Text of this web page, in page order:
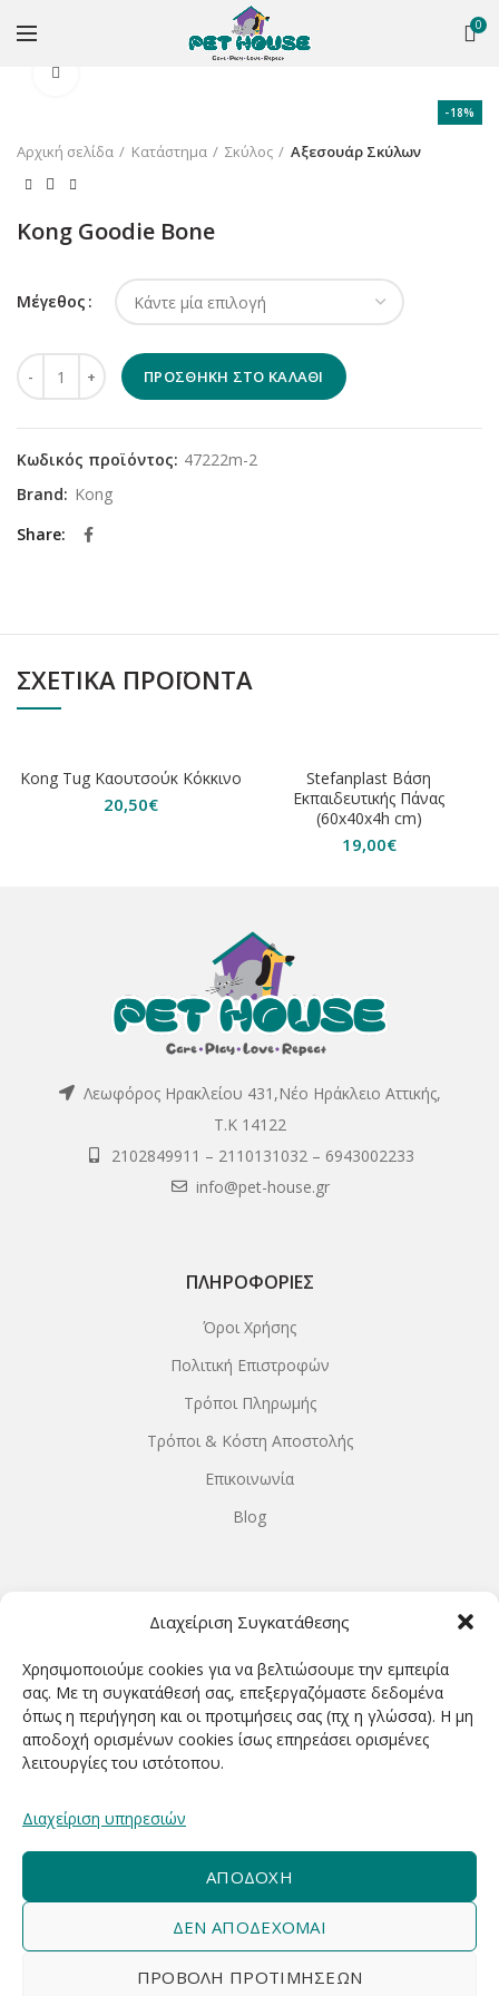
Διαχείριση Συγκατάθεσης
Χρησιμοποιούμε cookies για να βελτιώσουμε την εμπειρία
σας. Με τη συγκατάθεσή σας, επεξεργαζόμαστε δεδομένα
όπως η περιήγηση και οι προτιμήσεις σας (πχ η γλώσσα). Η μη
αποδοχή ορισμένων cookies ίσως επηρεάσει ορισμένες
λειτουργίες του ιστότοπου.
Διαχείριση υπηρεσιών
ΑΠΟΔΟΧΉ
ΔΕΝ ΑΠΟΔΈΧΟΜΑΙ
ΠΡΟΒΟΛΉ ΠΡΟΤΙΜΉΣΕΩΝ
0
-18%
Αρχική σελίδα Κατάστημα Σκύλος Αξεσουάρ Σκύλων
Kong Goodie Bone
Μέγεθος
Kong Goodie Bone ποσότητα
ΠΡΟΣΘΉΚΗ ΣΤΟ ΚΑΛΆΘΙ
Κωδικός προϊόντος: 47222m-2
Brand: Kong
Share
ΣΧΕΤΙΚΆ ΠΡΟΪΌΝΤΑ
Kong Tug Καουτσούκ Κόκκινο
20,50€
Stefanplast Βάση
Εκπαιδευτικής Πάνας
(60x40x4h cm)
19,00€
Λεωφόρος Ηρακλείου 431,Νέο Ηράκλειο Αττικής,
Τ.Κ 14122
2102849911 – 2110131032– 6943002233
info@pet-house.gr
ΠΛΗΡΟΦΟΡΊΕΣ
Όροι Χρήσης
Πολιτική Επιστροφών
Τρόποι Πληρωμής
Τρόποι & Κόστη Αποστολής
Επικοινωνία
Blog
ΤΡΙΤΗ-ΠΕΜΠΤΗ-ΠΑΡΑΣΚΕΥΗ 9.00-20.00
ΣΑΒΒΑΤΟ 9.00-15.00
ΕΓΓΡΑΦΕΊΤΕ ΓΙΑ ΝΑ ΛΑΜΒΆΝΕΤΕ ΠΡΏΤΟΙ NΈΑ &